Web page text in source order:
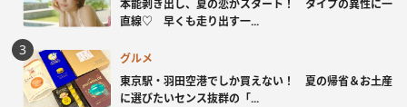
本能剥き出し、夏の恋がスタート！ タイプの異性に一
直線♡ 早くも走り出す一...
グルメ
東京駅・羽田空港でしか買えない！ 夏の帰省＆お土産
に選びたいセンス抜群の「...